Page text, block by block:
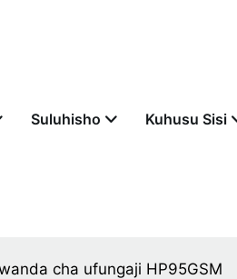
Suluhisho Kuhusu Sisi
cha ufungaji HP95GSM